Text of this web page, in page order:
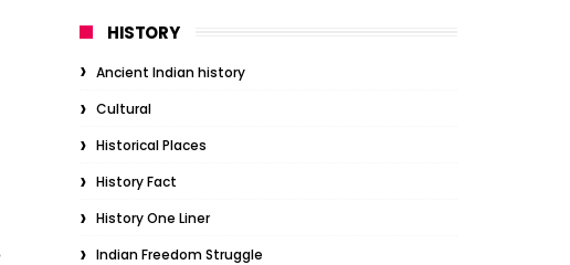
HISTORY
Ancient Indian history
Cultural
Historical Places
History Fact
History One Liner
Indian Freedom Struggle